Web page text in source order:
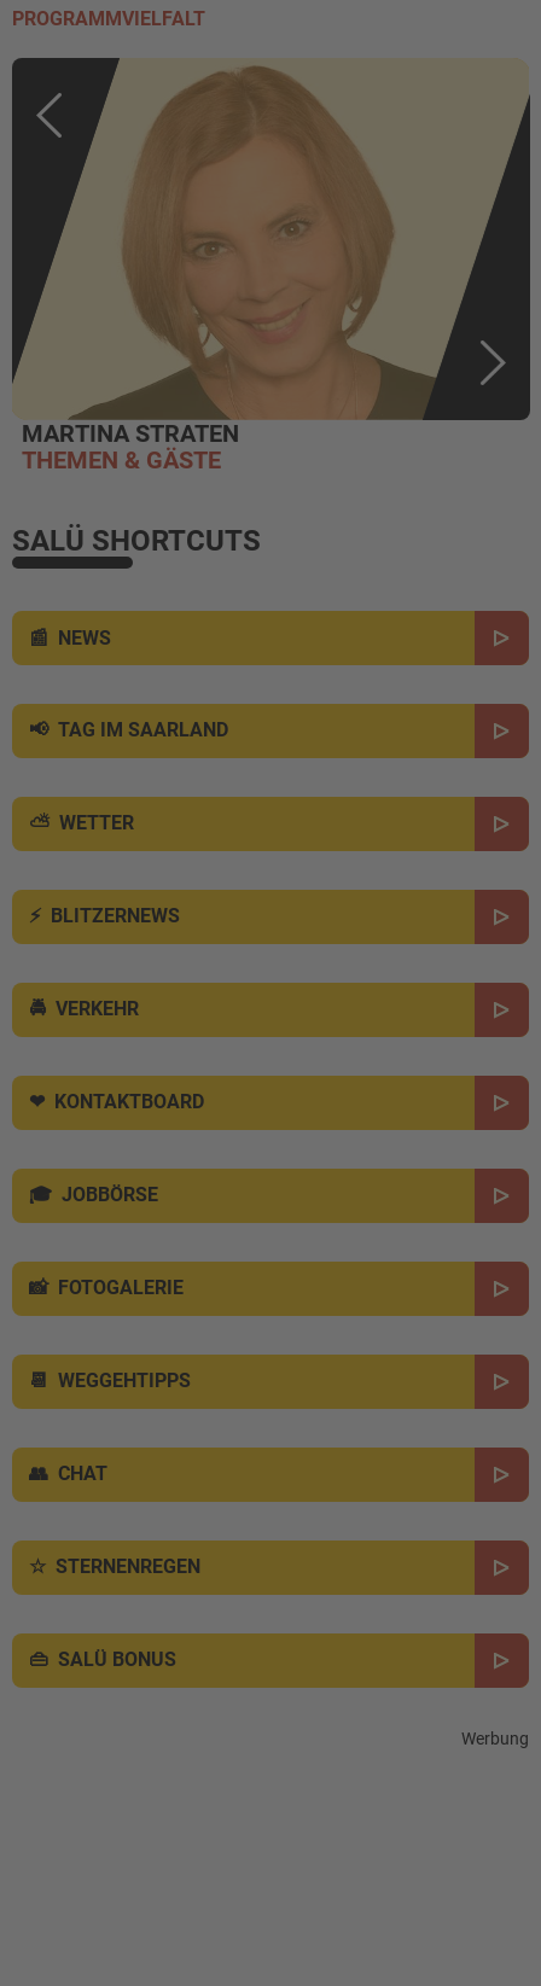
PROGRAMMVIELFALT
MARTINA STRATEN
THEMEN & GÄSTE
SALÜ SHORTCUTS
NEWS
TAG IM SAARLAND
WETTER
BLITZERNEWS
VERKEHR
KONTAKTBOARD
JOBBÖRSE
FOTOGALERIE
WEGGEHTIPPS
CHAT
STERNENREGEN
SALÜ BONUS
Werbung